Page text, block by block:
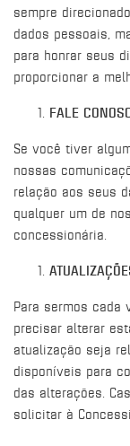
sempre
dados pessoais,
para honrar seus
proporcionar a
FALE
Se você tiver
nossas
relação aos seus
qualquer um de
concessionária.
Para sermos cada
precisar alterar
atualização seja
disponíveis para
das alterações.
solicitar à